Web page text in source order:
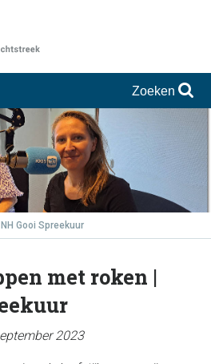
Zoeken
Gooi Spreekuur
met roken |
2023